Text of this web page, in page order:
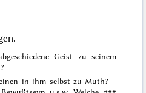
.
Geist zu seinem
in ihm selbst zu Muth? –